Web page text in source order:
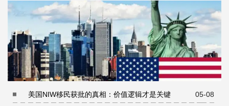
05-08
美国NIW移民获批的真相：价值逻辑才是关键